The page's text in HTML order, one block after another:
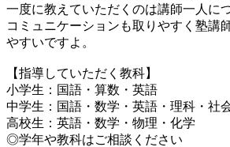
一度に教えていただくのは講師一人に
コミュニケーションも取りやすく塾講
やすいですよ。
【指導していただく教科】
小学生：国語・算数・英語
中学生：国語・数学・英語・理科・社
高校生：英語・数学・物理・化学
◎学年や教科はご相談ください